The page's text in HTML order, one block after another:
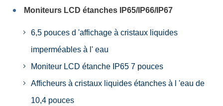
Moniteurs LCD étanches IP65/IP66/IP67
6,5 pouces d 'affichage à cristaux liquides
imperméables à l' eau
Moniteur LCD étanche IP65 7 pouces
Afficheurs à cristaux liquides étanches à l 'eau de
10,4 pouces